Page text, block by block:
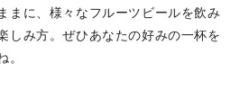
まに、様々なフルーツビールを飲み
しみ方。ぜひあなたの好みの一杯を
。